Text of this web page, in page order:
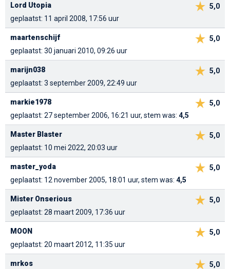
5,0
Lord Utopia
geplaatst: 11 april 2008, 17:56 uur
5,0
maartenschijf
geplaatst: 30 januari 2010, 09:26 uur
5,0
marijn038
geplaatst: 3 september 2009, 22:49 uur
5,0
markie1978
geplaatst: 27 september 2006, 16:21 uur, stem was: 4,5
5,0
Master Blaster
geplaatst: 10 mei 2022, 20:03 uur
5,0
master_yoda
geplaatst: 12 november 2005, 18:01 uur, stem was: 4,5
5,0
Mister Onserious
geplaatst: 28 maart 2009, 17:36 uur
5,0
MOON
geplaatst: 20 maart 2012, 11:35 uur
5,0
mrkos